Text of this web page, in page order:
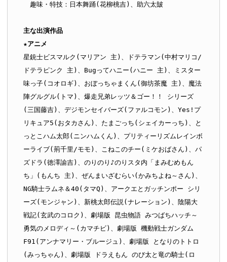
趣味・特技：日本舞踊(花柳桃吉)、助六太皷
主な出演作品
★アニメ
星銃士ビスマルク(マリアン 主)、ドテラマン(中村マリコ/
ドテラピンク 主)、Bugってハニー(ハニー 主)、ミスター
味っ子(コオロギ)、おぼっちゃまくん(御坊茶魔 主)、魔法
陣グルグル(トマ)、爆走兄弟レッツ＆ゴー！！ シリーズ
(三国藤吉)、デジモンセイバーズ(ファルコモン)、Yes!プ
リキュア5(おタカさん)、たまごっち(シェイカーっち)、と
っとこハム太郎(ニンハムくん)、プリティーリズムレインボ
ーライブ(荊千里/モモ)、こねこのチー(ミケおばさん)、パ
ズドラ(徳澤諭吉)、のりのり♪のりスタ内「まみむめもん
ち」(もんち 主)、ぜんまいざむらい(かみちよね～さん)、
NG騎士ラムネ＆40(タマQ)、アークエとガッチンポー シリ
ーズ(モンジャン)、新桃太郎伝説(ナレーション)、陰陽大
戦記(玄武のコロク)、劇場版 昆虫物語 みつばちハッチ～
勇気のメロディ～(カマチビ)、劇場版 機動戦士ガンダム
F91(アンナマリー・ブルージュ)、劇場版 となりのトトロ
(みっちゃん)、劇場版 ドラえもん のび太と竜の騎士(ロ